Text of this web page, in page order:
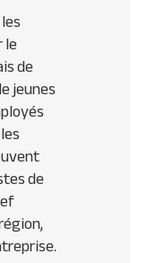
de
jeunes
de